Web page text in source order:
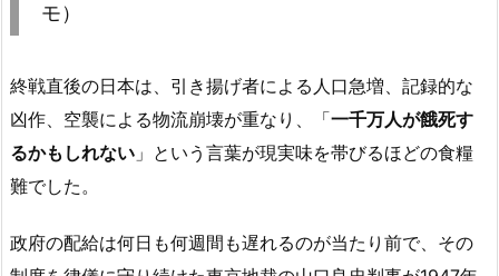
モ）
終戦直後の日本は、引き揚げ者による人口急増、記録的な
凶作、空襲による物流崩壊が重なり、「一千万人が餓死す
るかもしれない 」という言葉が現実味を帯びるほどの食糧
難でした。
政府の配給は何日も何週間も遅れるのが当たり前で、その